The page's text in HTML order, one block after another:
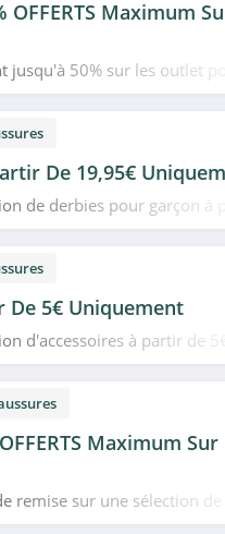
Maximum
jusqu'à 50% sur les outlet
De 19,95€
de derbies pour garçon à
De 5€ Uniquement
d'accessoires à partir de 5€
Maximum Sur
remise sur une sélection